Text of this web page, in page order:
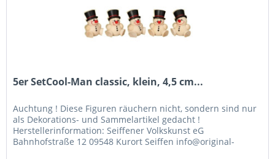
5er SetCool-Man classic, klein, 4,5 cm...
Auchtung ! Diese Figuren räuchern nicht, sondern sind nur
als Dekorations- und Sammelartikel gedacht !
Herstellerinformation: Seiffener Volkskunst eG
Bahnhofstraße 12 09548 Kurort Seiffen info@original-